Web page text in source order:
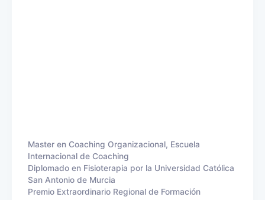
Master en Coaching Organizacional, Escuela
Internacional de Coaching
Diplomado en Fisioterapia por la Universidad Católica
San Antonio de Murcia
Premio Extraordinario Regional de Formación